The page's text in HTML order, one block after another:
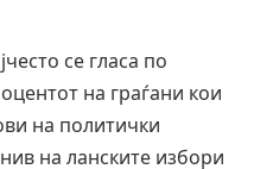
се гласа по
на граѓани кои
на политички
на ланските избори